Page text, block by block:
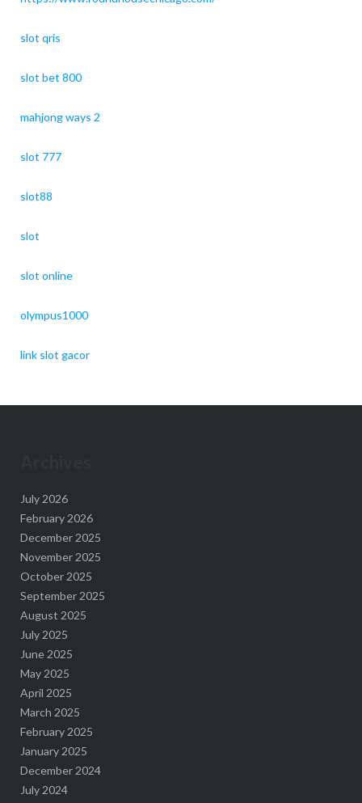
slot qris
slot bet 800
mahjong ways 2
slot 777
slot88
slot
slot online
olympus1000
link slot gacor
July 2026
February 2026
December 2025
November 2025
October 2025
September 2025
August 2025
July 2025
June 2025
May 2025
April 2025
March 2025
February 2025
January 2025
December 2024
July 2024